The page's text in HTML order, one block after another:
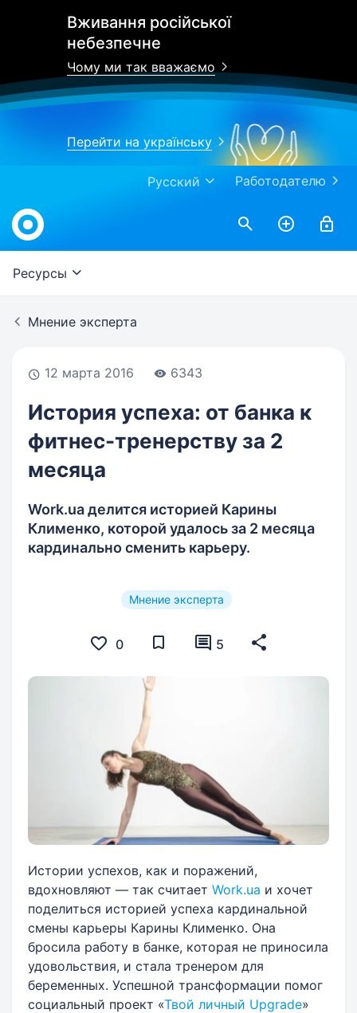
Вживання російської
небезпечне
Чому ми так вважаємо
Перейти на українську
Работодателю
Русский
Work.ua
Ресурсы
Мнение эксперта
12 марта 2016 6343
История успеха: от банка к
фитнес-тренерству за 2
месяца
Work.ua делится историей Карины
Клименко, которой удалось за 2 месяца
кардинально сменить карьеру.
Мнение эксперта
0 5
Истории успехов, как и поражений,
вдохновляют — так считает Work.ua и хочет
поделиться историей успеха кардинальной
смены карьеры Карины Клименко. Она
бросила работу в банке, которая не приносила
удовольствия, и стала тренером для
беременных. Успешной трансформации помог
социальный проект «Твой личный Upgrade»